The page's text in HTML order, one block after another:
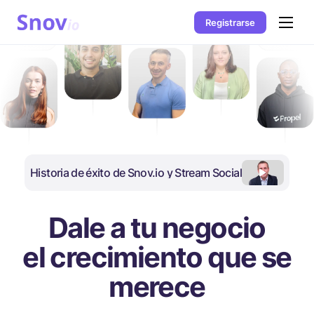
Registrarse
Historia de éxito de Snov.io y Stream Social
Dale a tu negocio
el crecimiento que se
merece